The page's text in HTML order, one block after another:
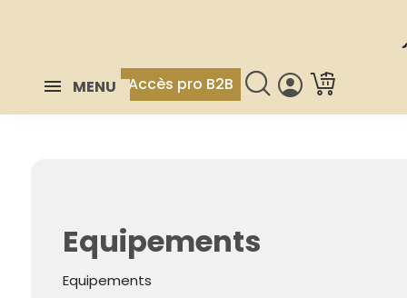
MENU Accès pro B2B
Equipements
Equipements